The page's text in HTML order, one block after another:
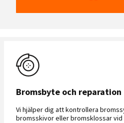
Bromsbyte och reparation
Vi hjälper dig att kontrollera
bromsskivor eller bromsklossar vid